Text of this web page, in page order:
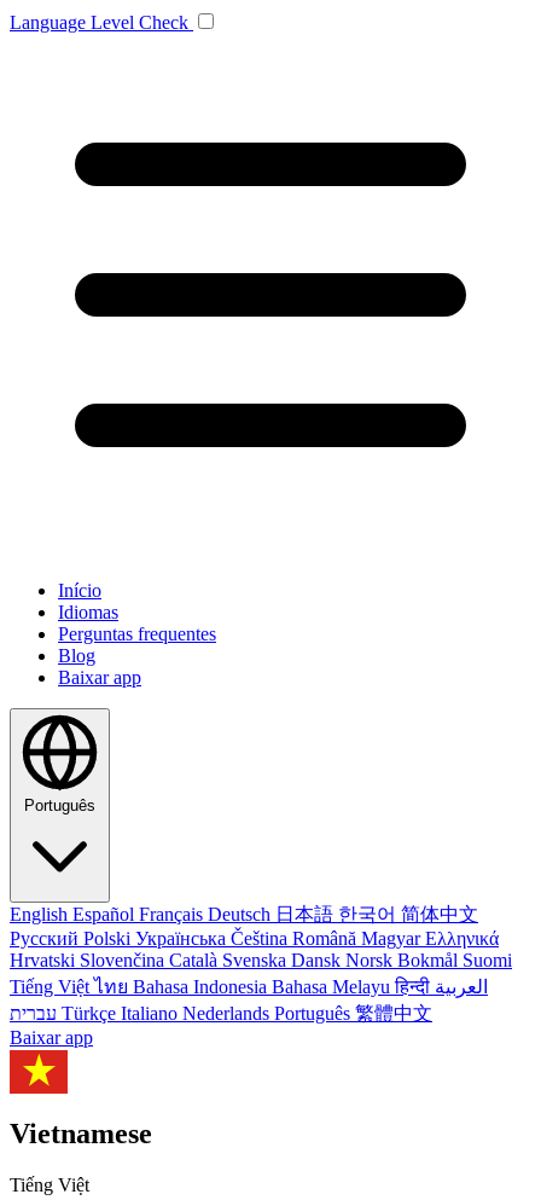
Language Level Check
Início
Idiomas
Perguntas frequentes
Blog
Baixar app
Português
English Español Français Deutsch 日本語 한국어 简体中文
Русский Polski Українська Čeština Română MagyarΕλληνικά
Hrvatski Slovenčina Català Svenska Dansk Norsk Bokmål Suomi
Tiếng Việtไทย Bahasa Indonesia Bahasa Melayuहिन्दी العربية
Türkçe Italiano Nederlands Português 繁體中文
Baixar app
Vietnamese
Tiếng Việt